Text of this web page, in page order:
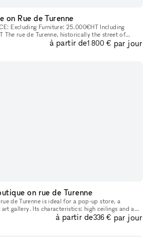
on Rue de Turenne
Excluding Furniture: 25.000€HT Including
The rue de Turenne​​,​​ historically the street of
over the years an emblematic and essen
à partir de1 800 € par jour
on rue de Turenne
de Turenne is ideal for a pop-up store, a
gallery. Its characteristics: high ceilings and a
onto the street. Available for h
à partir de336 € par jour